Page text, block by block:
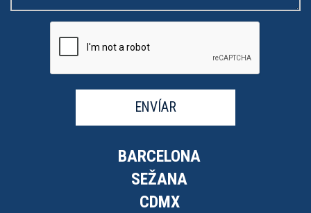
ENVÍAR
BARCELONA
SEŽANA
CDMX